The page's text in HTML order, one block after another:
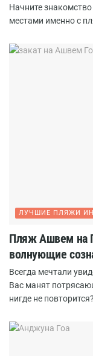
Начните
местами именно с
ЛУЧШИЕ ПЛЯЖИ
Пляж Ашвем на
волнующие
Всегда мечтали
Вас манят
нигде не